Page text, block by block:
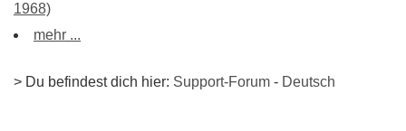
1968)
mehr ...
> Du befindest dich hier: Support-Forum - Deutsch